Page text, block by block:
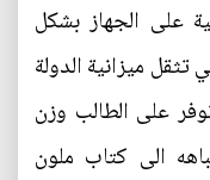
على الجهاز بشكل
تثقل ميزانية الدولة
على الطالب وزن
الى كتاب ملون